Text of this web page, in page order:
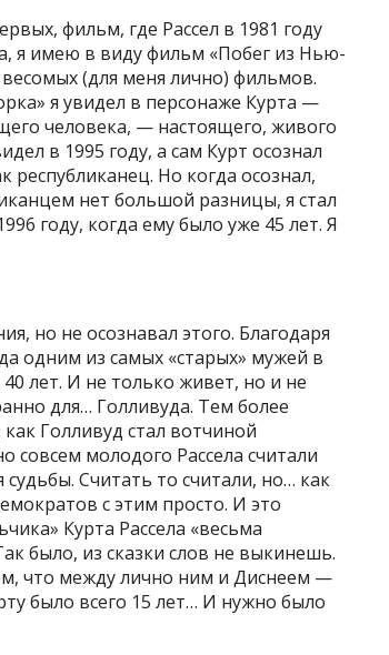
фильм, где Рассел в 1981 году
я имею в виду фильм «Побег из Нью-
(для меня лично) фильмов.
я увидел в персонаже Курта —
человека, — настоящего, живого
в 1995 году, а сам Курт осознал
республиканец. Но когда осознал,
нет большой разницы, я стал
году, когда ему было уже 45 лет. Я
но не осознавал этого. Благодаря
одним из самых «старых» мужей в
лет. И не только живет, но и не
для… Голливуда. Тем более
Голливуд стал вотчиной
совсем молодого Рассела считали
Считать то считали, но… как
с этим просто. И это
Курта Рассела «весьма
было, из сказки слов не выкинешь.
что между лично ним и Диснеем —
было всего 15 лет… И нужно было